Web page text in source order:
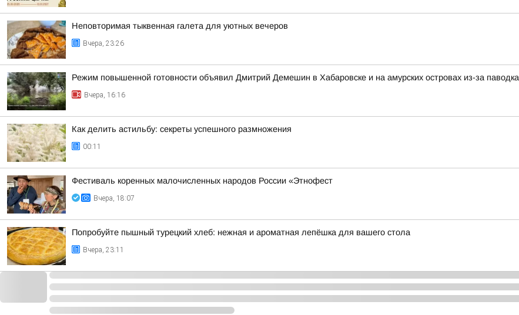
Неповторимая тыквенная галета для уютных вечеров
Вчера, 23:26
Режим повышенной готовности объявил Дмитрий Демешин в Хабаровске и на амурских островах из-за паводка
Вчера, 16:16
Как делить астильбу: секреты успешного размножения
00:11
Фестиваль коренных малочисленных народов России «Этнофест
Вчера, 18:07
Попробуйте пышный турецкий хлеб: нежная и ароматная лепёшка для вашего стола
Вчера, 23:11